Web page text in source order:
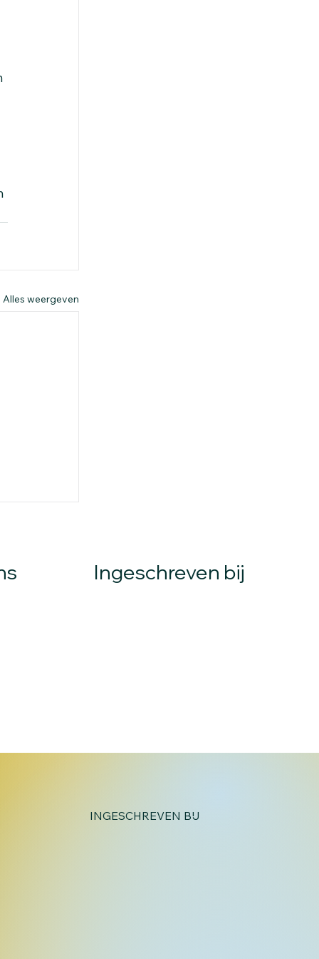
Alles weergeven
Ingeschreven bij
INGESCHREVEN BIJ